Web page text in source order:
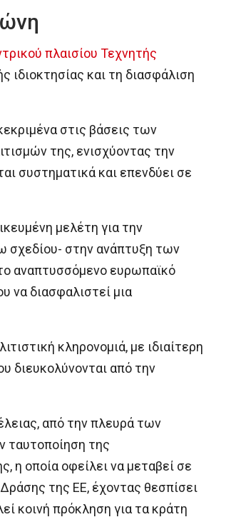
πλαισίου Τεχνητής
ιδιοκτησίας και τη διασφάλιση
στις βάσεις των
της, ενισχύοντας την
συστηματικά και επενδύει σε
μελέτη για την
σχεδίου- στην ανάπτυξη των
αναπτυσσόμενο ευρωπαϊκό
να διασφαλιστεί μια
κληρονομιά, με ιδιαίτερη
διευκολύνονται από την
από την πλευρά των
ταυτοποίηση της
η οποία οφείλει να μεταβεί σε
της ΕΕ, έχοντας θεσπίσει
κοινή πρόκληση για τα κράτη